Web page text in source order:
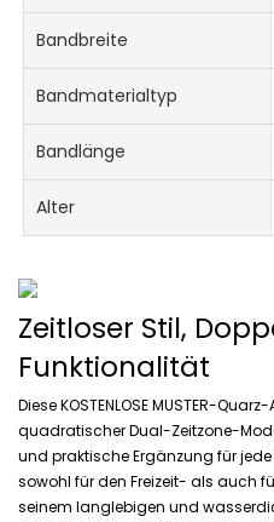
Bandbreite
Bandmaterialtyp
Bandlänge
Alter
Zeitloser Stil,
Funktionalität
Diese KOSTENLOSE MUSTER-
quadratischer Dual-Zeitzone-
und praktische Ergänzung für
sowohl für den Freizeit- als auch
seinem langlebigen und